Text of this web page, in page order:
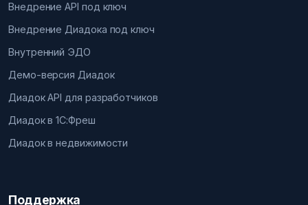
Внедрение API под ключ
Внедрение Диадока под ключ
Внутренний ЭДО
Демо-версия Диадок
Диадок API для разработчиков
Диадок в 1С:Фреш
Диадок в недвижимости
Поддержка